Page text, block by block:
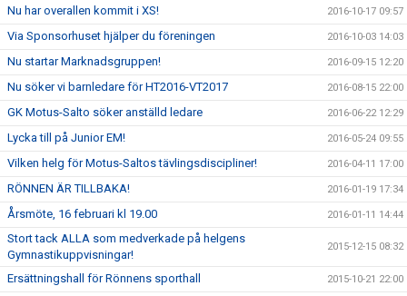
Nu har overallen kommit i XS! 2016-10-17 09:57
Via Sponsorhuset hjälper du föreningen 2016-10-03 14:03
Nu startar Marknadsgruppen! 2016-09-15 12:20
Nu söker vi barnledare för HT2016-VT2017 2016-08-15 22:00
GK Motus-Salto söker anställd ledare 2016-06-22 12:29
Lycka till på Junior EM! 2016-05-24 09:55
Vilken helg för Motus-Saltos tävlingsdiscipliner! 2016-04-11 17:00
RÖNNEN ÄR TILLBAKA! 2016-01-19 17:34
Årsmöte, 16 februari kl 19.00 2016-01-11 14:44
Stort tack ALLA som medverkade på helgens
Gymnastikuppvisningar!
2015-12-15 08:32
Ersättningshall för Rönnens sporthall 2015-10-21 22:00